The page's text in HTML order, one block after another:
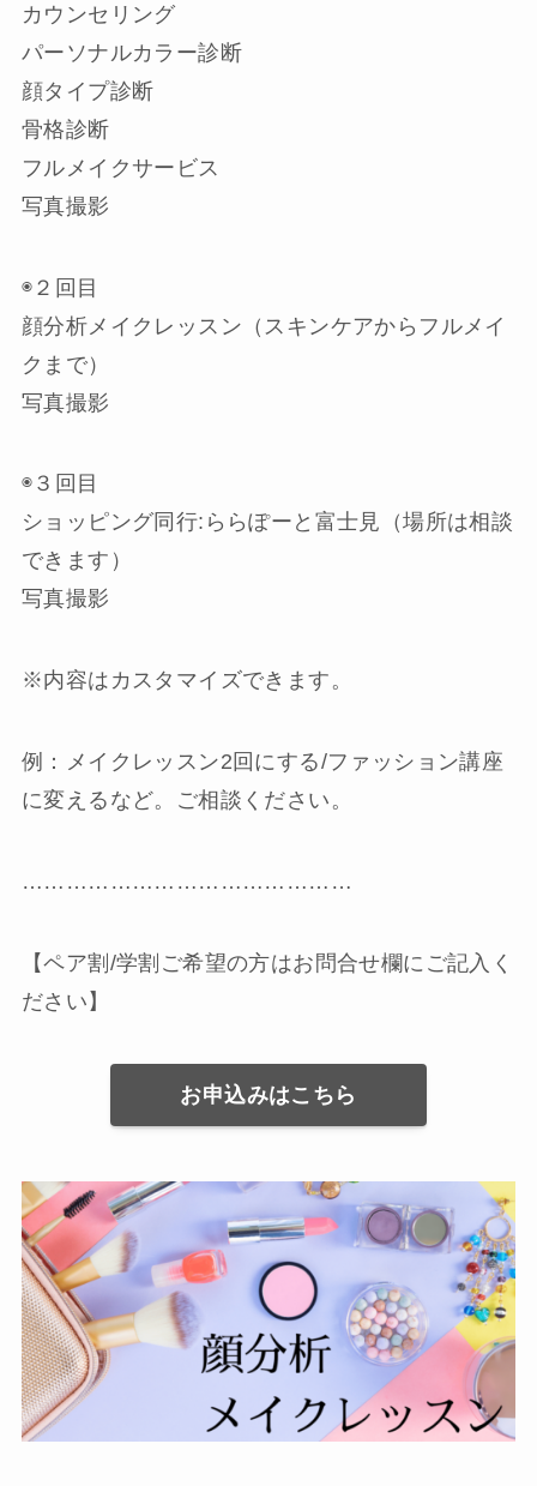
カウンセリング
パーソナルカラー診断
顔タイプ診断
骨格診断
フルメイクサービス
写真撮影
◉２回目
顔分析メイクレッスン（スキンケアからフルメイ
クまで）
写真撮影
◉３回目
ショッピング同行:ららぽーと富士見（場所は相談
できます）
写真撮影
※内容はカスタマイズできます。
例：メイクレッスン2回にする/ファッション講座
に変えるなど。ご相談ください。
………………………………………
【ペア割/学割ご希望の方はお問合せ欄にご記入く
ださい】
お申込みはこちら